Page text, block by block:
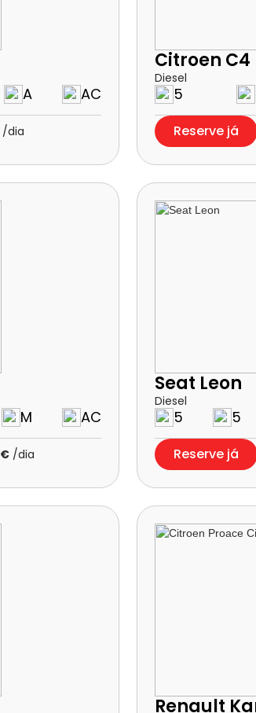
A AC
/dia
Citroen C4
Diesel
5
Reserve já
M AC
/dia
Seat Leon
Diesel
5 5
Reserve já
Renault